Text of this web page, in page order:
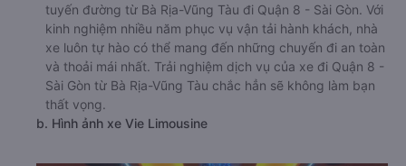
tuyến đường từ Bà Rịa-Vũng Tàu đi Quận 8 - Sài Gòn. Với
kinh nghiệm nhiều năm phục vụ vận tải hành khách, nhà
xe luôn tự hào có thể mang đến những chuyến đi an toàn
và thoải mái nhất. Trải nghiệm dịch vụ của xe đi Quận 8 -
Sài Gòn từ Bà Rịa-Vũng Tàu chắc hẳn sẽ không làm bạn
thất vọng.
b. Hình ảnh xe Vie Limousine